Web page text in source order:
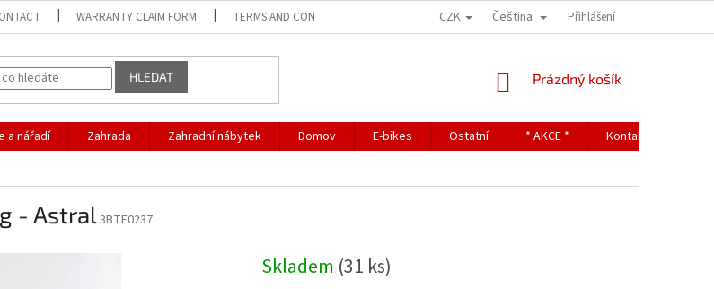
WARRANTY CLAIM FORM TERMS AND CONDITIONS TERMS OF PERSONAL DATA PROTECTION
CZK Čeština Přihlášení
HLEDAT
NÁKUPNÍ
Prázdný košík
a nářadí Zahrada Zahradní nábytek Domov E-bikes Ostatní * AKCE *
Kontakty
- Astral3BTE0237
Skladem (31 ks)